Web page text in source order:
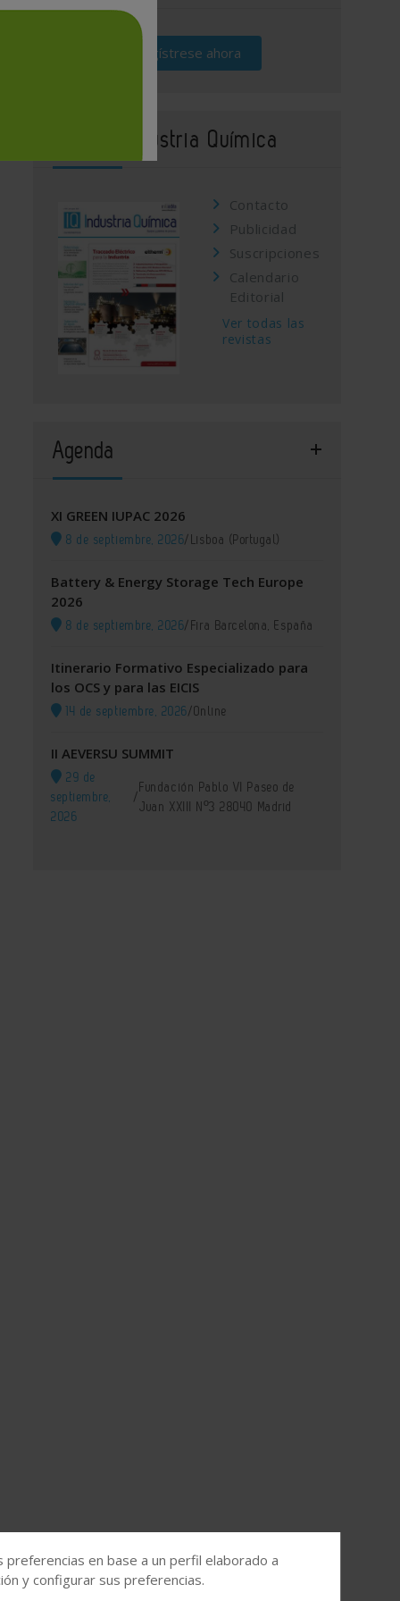
Regístrese ahora
Revista Industria Química
Contacto
Publicidad
Suscripciones
Calendario
Editorial
Ver todas las
revistas
Agenda
XI GREEN IUPAC 2026
8 de septiembre, 2026/Lisboa (Portugal)
Battery & Energy Storage Tech Europe
2026
8 de septiembre, 2026/Fira Barcelona, España
Itinerario Formativo Especializado para
los OCS y para las EICIS
14 de septiembre, 2026/Online
II AEVERSU SUMMIT
29 de
septiembre,
2026
/
Fundación Pablo VI Paseo de
Juan XXIII Nº3 28040 Madrid
en base a un perfil elaborado a
y configurar sus preferencias.